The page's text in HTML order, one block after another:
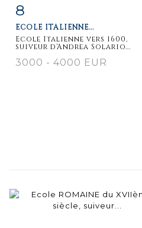
8
ECOLE ITALIENNE...
Ecole Italienne vers 1600,
suiveur d'Andrea Solario...
3000 - 4000 EUR